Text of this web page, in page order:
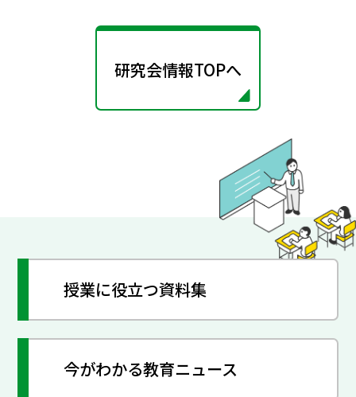
研究会情報TOPへ
授業に役立つ資料集
今がわかる教育ニュース